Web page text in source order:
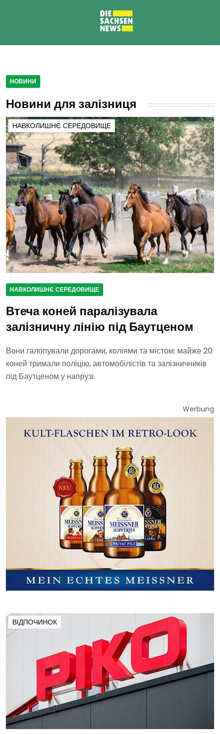
НОВИНИ
Новини для залізниця
НАВКОЛИШНЄ СЕРЕДОВИЩЕ
НАВКОЛИШНЄ СЕРЕДОВИЩЕ
Втеча коней паралізувала
залізничну лінію під Баутценом
Вони галопували дорогами, коліями та містом: майже 20
коней тримали поліцію, автомобілістів та залізничників
під Баутценом у напрузі.
Werbung
ВІДПОЧИНОК